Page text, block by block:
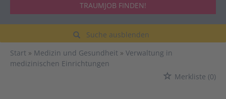
TRAUMJOB FINDEN!
Suche ausblenden
Start
Medizin und Gesundheit
Verwaltung in
medizinischen Einrichtungen
Merkliste (0)